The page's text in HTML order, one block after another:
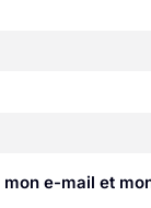
e-mail et